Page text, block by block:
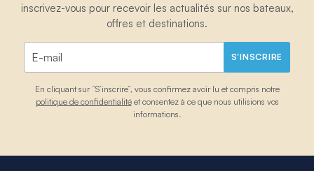
inscrivez-vous pour recevoir les actualités sur nos bateaux,
offres et destinations.
S'INSCRIRE
En cliquant sur “S’inscrire”, vous confirmez avoir lu et compris notre
politique de confidentialitéet consentez à ce que nous utilisions vos
informations.